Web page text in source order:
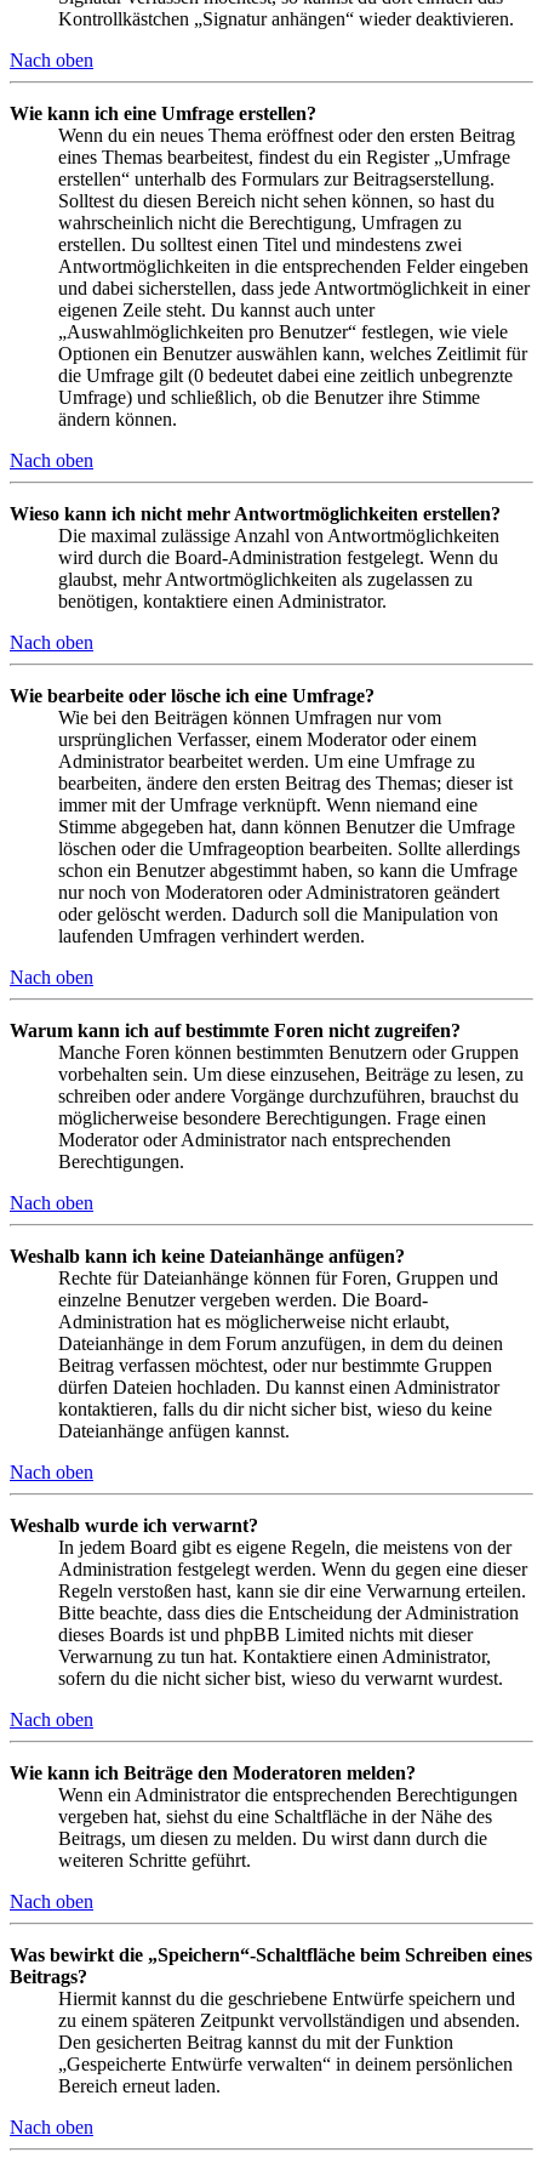
Kontrollkästchen „Signatur anhängen“ wieder deaktivieren.
Nach oben
Wie kann ich eine Umfrage erstellen?
Wenn du ein neues Thema eröffnest oder den ersten Beitrag
eines Themas bearbeitest, findest du ein Register „Umfrage
erstellen“ unterhalb des Formulars zur Beitragserstellung.
Solltest du diesen Bereich nicht sehen können, so hast du
wahrscheinlich nicht die Berechtigung, Umfragen zu
erstellen. Du solltest einen Titel und mindestens zwei
Antwortmöglichkeiten in die entsprechenden Felder eingeben
und dabei sicherstellen, dass jede Antwortmöglichkeit in einer
eigenen Zeile steht. Du kannst auch unter
„Auswahlmöglichkeiten pro Benutzer“ festlegen, wie viele
Optionen ein Benutzer auswählen kann, welches Zeitlimit für
die Umfrage gilt (0 bedeutet dabei eine zeitlich unbegrenzte
Umfrage) und schließlich, ob die Benutzer ihre Stimme
ändern können.
Nach oben
Wieso kann ich nicht mehr Antwortmöglichkeiten erstellen?
Die maximal zulässige Anzahl von Antwortmöglichkeiten
wird durch die Board-Administration festgelegt. Wenn du
glaubst, mehr Antwortmöglichkeiten als zugelassen zu
benötigen, kontaktiere einen Administrator.
Nach oben
Wie bearbeite oder lösche ich eine Umfrage?
Wie bei den Beiträgen können Umfragen nur vom
ursprünglichen Verfasser, einem Moderator oder einem
Administrator bearbeitet werden. Um eine Umfrage zu
bearbeiten, ändere den ersten Beitrag des Themas; dieser ist
immer mit der Umfrage verknüpft. Wenn niemand eine
Stimme abgegeben hat, dann können Benutzer die Umfrage
löschen oder die Umfrageoption bearbeiten. Sollte allerdings
schon ein Benutzer abgestimmt haben, so kann die Umfrage
nur noch von Moderatoren oder Administratoren geändert
oder gelöscht werden. Dadurch soll die Manipulation von
laufenden Umfragen verhindert werden.
Nach oben
Warum kann ich auf bestimmte Foren nicht zugreifen?
Manche Foren können bestimmten Benutzern oder Gruppen
vorbehalten sein. Um diese einzusehen, Beiträge zu lesen, zu
schreiben oder andere Vorgänge durchzuführen, brauchst du
möglicherweise besondere Berechtigungen. Frage einen
Moderator oder Administrator nach entsprechenden
Berechtigungen.
Nach oben
Weshalb kann ich keine Dateianhänge anfügen?
Rechte für Dateianhänge können für Foren, Gruppen und
einzelne Benutzer vergeben werden. Die Board-
Administration hat es möglicherweise nicht erlaubt,
Dateianhänge in dem Forum anzufügen, in dem du deinen
Beitrag verfassen möchtest, oder nur bestimmte Gruppen
dürfen Dateien hochladen. Du kannst einen Administrator
kontaktieren, falls du dir nicht sicher bist, wieso du keine
Dateianhänge anfügen kannst.
Nach oben
Weshalb wurde ich verwarnt?
In jedem Board gibt es eigene Regeln, die meistens von der
Administration festgelegt werden. Wenn du gegen eine dieser
Regeln verstoßen hast, kann sie dir eine Verwarnung erteilen.
Bitte beachte, dass dies die Entscheidung der Administration
dieses Boards ist und phpBB Limited nichts mit dieser
Verwarnung zu tun hat. Kontaktiere einen Administrator,
sofern du die nicht sicher bist, wieso du verwarnt wurdest.
Nach oben
Wie kann ich Beiträge den Moderatoren melden?
Wenn ein Administrator die entsprechenden Berechtigungen
vergeben hat, siehst du eine Schaltfläche in der Nähe des
Beitrags, um diesen zu melden. Du wirst dann durch die
weiteren Schritte geführt.
Nach oben
Was bewirkt die „Speichern“-Schaltfläche beim Schreiben eines
Beitrags?
Hiermit kannst du die geschriebene Entwürfe speichern und
zu einem späteren Zeitpunkt vervollständigen und absenden.
Den gesicherten Beitrag kannst du mit der Funktion
„Gespeicherte Entwürfe verwalten“ in deinem persönlichen
Bereich erneut laden.
Nach oben